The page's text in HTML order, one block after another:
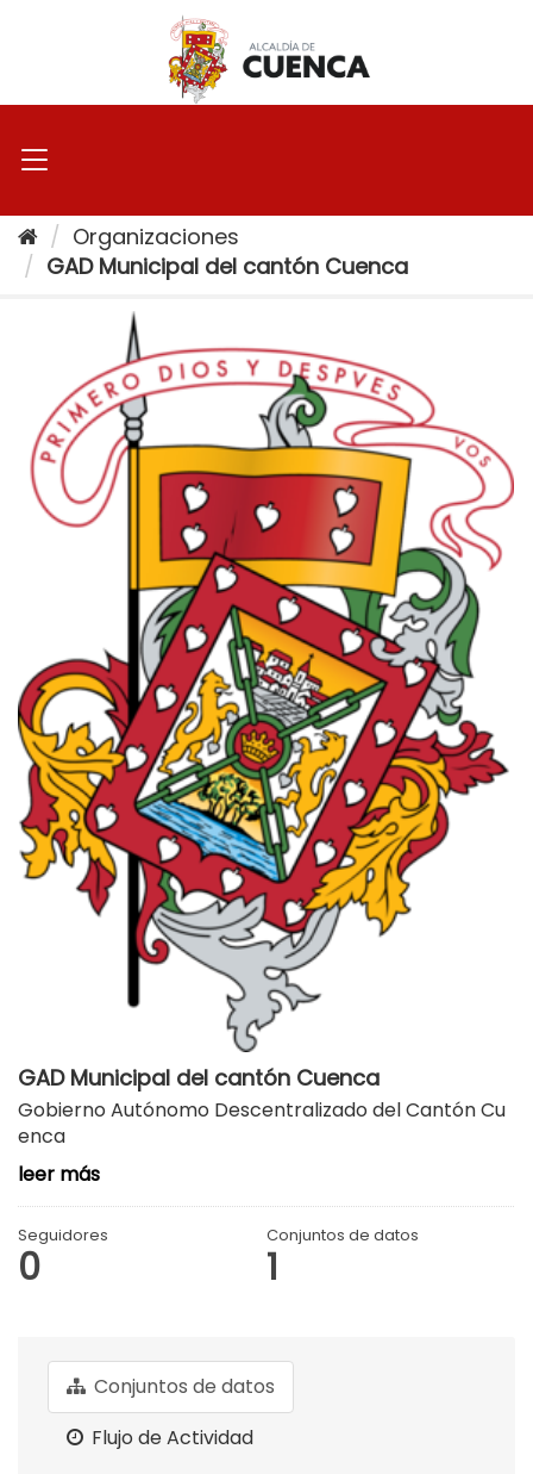
Organizaciones
GAD Municipal del cantón Cuenca
GAD Municipal del cantón Cuenca
Gobierno Autónomo Descentralizado del Cantón Cu
enca
leer más
Seguidores
0
Conjuntos de datos
1
Conjuntos de datos
Flujo de Actividad